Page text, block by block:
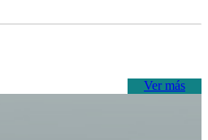
Ver más